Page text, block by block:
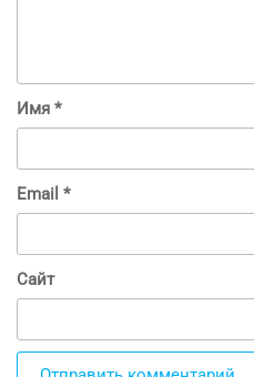
Имя *
Email *
Сайт